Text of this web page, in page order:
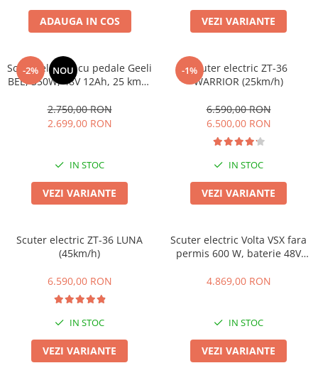
Toate accesoriile la Triciclete
Essential, M365, 1S
PRO / PRO2
Piese Xiaomi Scooter 5
Piese Xiaomi Scooter Elite
Piese Xiaomi Scooter 5 PLUS
Piese Xiaomi Scooter 5 PRO
Piese Xiaomi Scooter 6 PRO
Piese Xiaomi Scooter 6
Accesorii Trotinete
Piese Segway/Ninebot
ES1, ES2, ES3
Ninebot Segway ZT3 PRO
ADAUGA IN COS VEZI VARIANTE
-2% NOU
Scuter electric cu pedale Geeli
BEE, 350W, 48V 12Ah, 25 km/h
autonomie până la 38 km, CIV
RAR inclus
2.750,00 RON
2.699,00 RON
IN STOC
VEZI VARIANTE
-1%Scuter electric ZT-36
WARRIOR (25km/h)
6.590,00 RON
6.500,00 RON
IN STOC
VEZI VARIANTE
Scuter electric ZT-36 LUNA
(45km/h)
6.590,00 RON
IN STOC
VEZI VARIANTE
Scuter electric Volta VSX fara
permis 600 W, baterie 48V
sarcina maxima 100 kg, negru
4.869,00 RON
IN STOC
VEZI VARIANTE